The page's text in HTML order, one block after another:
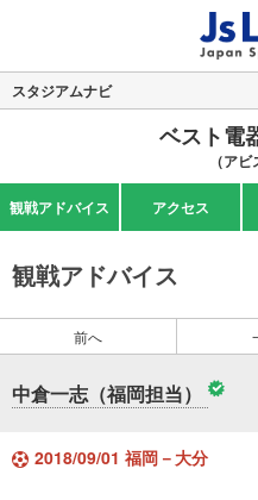
スタジアムナビ
ベスト電
（ア
観戦アドバイス アクセス
観戦アドバイス
前へ
中倉一志（福岡担当）
2018/09/01 福岡－大分